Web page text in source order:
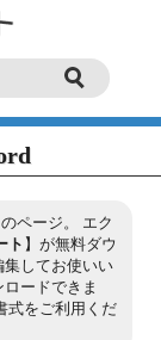
ページ。 エク
ト 】が無料ダウ
集してお使いい
ードできま
式をご利用くだ